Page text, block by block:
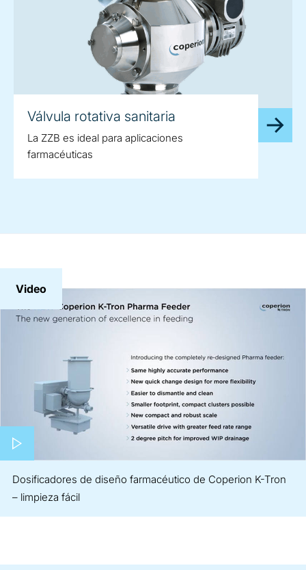
Válvula rotativa sanitaria
La ZZB es ideal para aplicaciones
farmacéuticas
Video
Play video
Dosificadores de diseño farmacéutico de Coperion K-Tron
– limpieza fácil